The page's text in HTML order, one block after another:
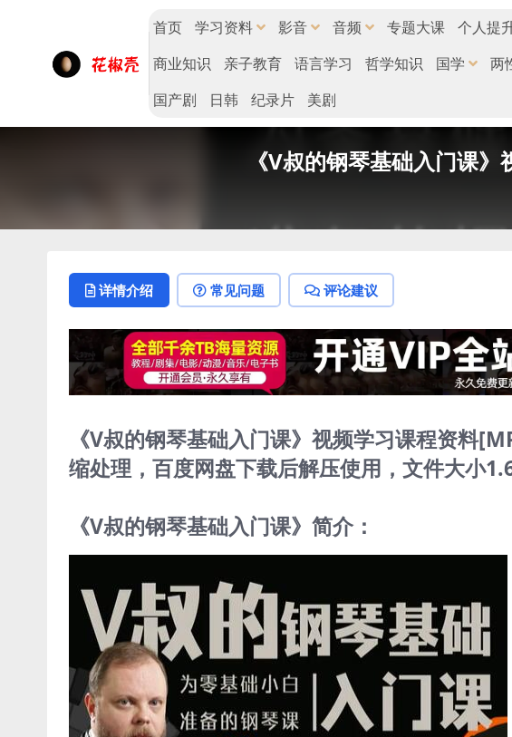
首页 学习资料 影音 音频 专题大课 个人提
商业知识
亲子教育 语言学习 哲学知识 国学 两
国产剧
日韩 纪录片 美剧
《V叔的钢琴基础入门课
详情介绍 常见问题 评论建议
《V叔的钢琴基础入门课》视频学习课程资料
缩处理，百度网盘下载后解压使用，文件大小
《V叔的钢琴基础入门课》简介：